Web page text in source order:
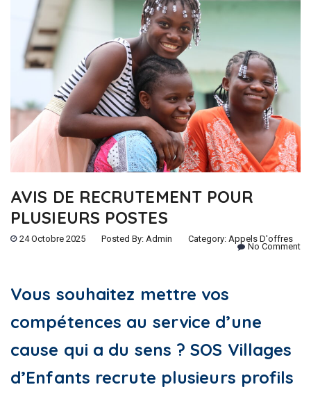
AVIS DE RECRUTEMENT POUR
PLUSIEURS POSTES
24 Octobre 2025 Posted By: Admin Category: Appels D'offres
No Comment
Vous souhaitez mettre vos
compétences au service d’une
cause qui a du sens ? SOS Villages
d’Enfants recrute plusieurs profils